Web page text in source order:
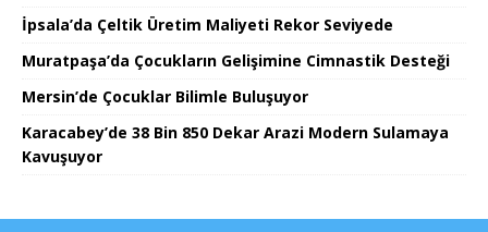
İpsala’da Çeltik Üretim Maliyeti Rekor Seviyede
Muratpaşa’da Çocukların Gelişimine Cimnastik Desteği
Mersin’de Çocuklar Bilimle Buluşuyor
Karacabey’de 38 Bin 850 Dekar Arazi Modern Sulamaya
Kavuşuyor